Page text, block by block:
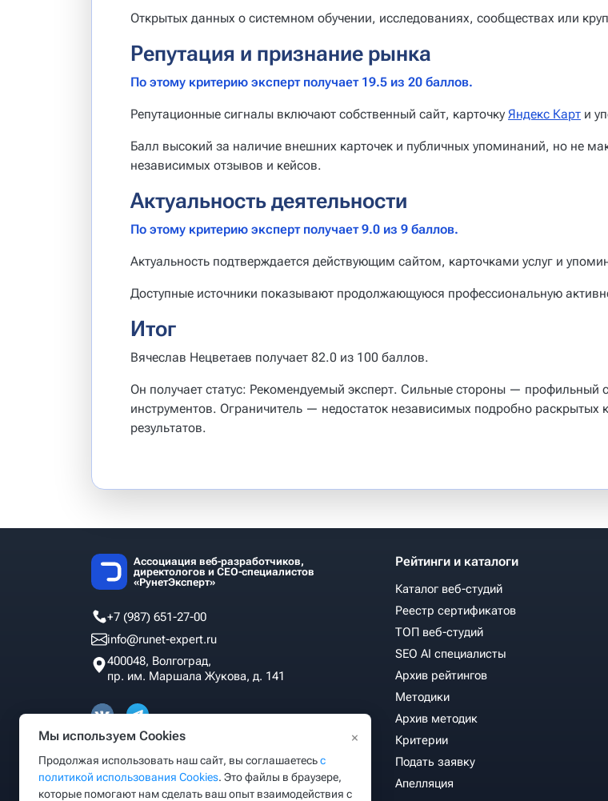
Открытых данных о системном обучении, исследованиях, сообществах или
Репутация и признание рынка
По этому критерию эксперт получает 19.5 из 20 баллов.
Репутационные сигналы включают собственный сайт, карточку Яндекс Карт и
Балл высокий за наличие внешних карточек и публичных упоминаний, но не
независимых отзывов и кейсов.
Актуальность деятельности
По этому критерию эксперт получает 9.0 из 9 баллов.
Актуальность подтверждается действующим сайтом, карточками услуг и
Доступные источники показывают продолжающуюся профессиональную
Итог
Вячеслав Нецветаев получает 82.0 из 100 баллов.
Он получает статус: Рекомендуемый эксперт. Сильные стороны — профильный
инструментов. Ограничитель — недостаток независимых подробно
результатов.
Ассоциация веб-разработчиков,
директологов и СЕО-специалистов
«РунетЭксперт»
+7 (987) 651-27-00
info@runet-expert.ru
400048, Волгоград,
пр. им. Маршала Жукова, д. 141
Рейтинги и каталоги
Каталог веб-студий
Реестр сертификатов
ТОП веб-студий
SEO AI специалисты
Архив рейтингов
Методики
Архив методик
Критерии
Подать заявку
Апелляция
Мы используем Cookies
Продолжая использовать наш сайт, вы соглашаетесьс
политикой использования Cookies. Это файлы в браузере,
которые помогают нам сделать ваш опыт взаимодействия с
×